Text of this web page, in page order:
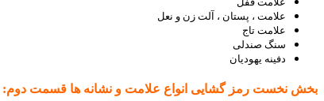
علامت ، پستان ، آلت زن و نعل
علامت تاج
سنگ صندلی
دفینه یهودیان
بخش نخست رمز گشایی انواع علامت و نشانه ها قسمت دوم: